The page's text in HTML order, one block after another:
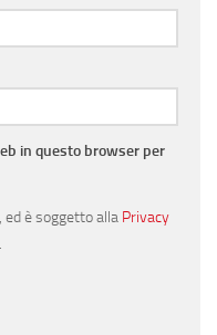
in questo browser per
ed è soggetto alla Privacy